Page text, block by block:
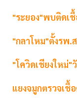
"ระยอง"พบติดเชื้
"กลาโหม"ตั้งรพ.
"โควิดเชียงใหม่
แยงจมูกตรวจเชื้